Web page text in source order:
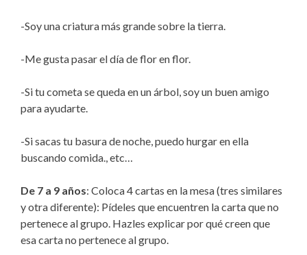
-Soy una criatura más grande sobre la tierra.
-Me gusta pasar el día de flor en flor.
-Si tu cometa se queda en un árbol, soy un buen amigo
para ayudarte.
-Si sacas tu basura de noche, puedo hurgar en ella
buscando comida., etc…
De 7 a 9 años: Coloca 4 cartas en la mesa (tres similares
y otra diferente): Pídeles que encuentren la carta que no
pertenece al grupo. Hazles explicar por qué creen que
esa carta no pertenece al grupo.